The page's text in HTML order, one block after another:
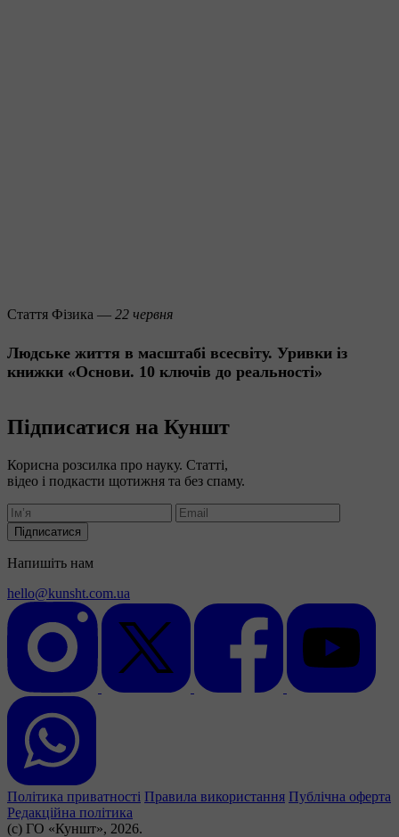
Стаття Фізика — 22 червня
Людське життя в масштабі всесвіту. Уривки із
книжки «Основи. 10 ключів до реальності»
Підписатися на Куншт
Корисна розсилка про науку. Статті,
відео і подкасти щотижня та без спаму.
Підписатися
Напишіть нам
hello@kunsht.com.ua
Політика приватності Правила використання Публічна оферта
Редакційна політика
(с) ГО «Куншт», 2026.